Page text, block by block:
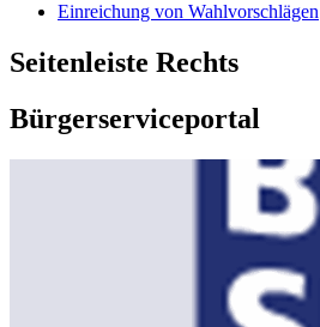
Einreichung von Wahlvorschlägen
Seitenleiste Rechts
Bürgerserviceportal